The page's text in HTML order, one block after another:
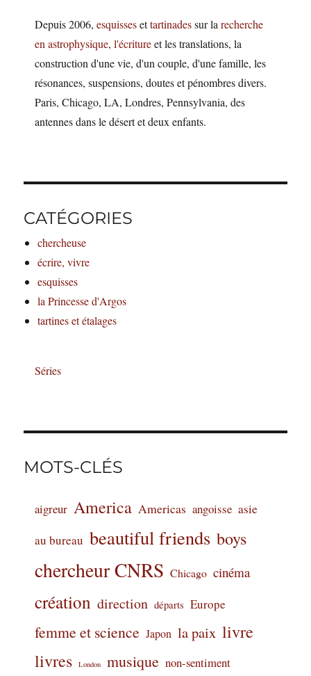
Depuis 2006,esquissesettartinadessur larecherche
en astrophysique,l'écritureet les translations, la
construction d'une vie, d'un couple, d'une famille, les
résonances, suspensions, doutes et pénombres divers.
Paris, Chicago, LA, Londres, Pennsylvania, des
antennes dans le désert et deux enfants.
CATÉGORIES
chercheuse
écrire, vivre
esquisses
la Princesse d'Argos
tartines et étalages
Séries
MOTS-CLÉS
aigreur America Americas angoisse asie
au bureau beautiful friends boys
chercheur CNRS Chicago cinéma
création direction départs Europe
femme et science Japon la paix livre
livres
London musique non-sentiment